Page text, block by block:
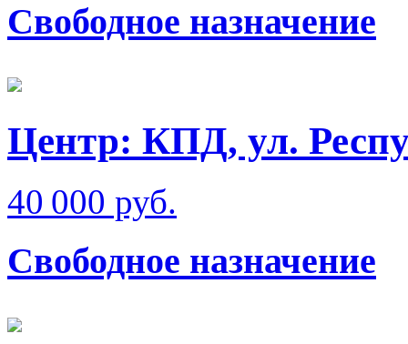
Свободное назначение
Центр: КПД, ул.
40 000 руб.
Свободное назначение